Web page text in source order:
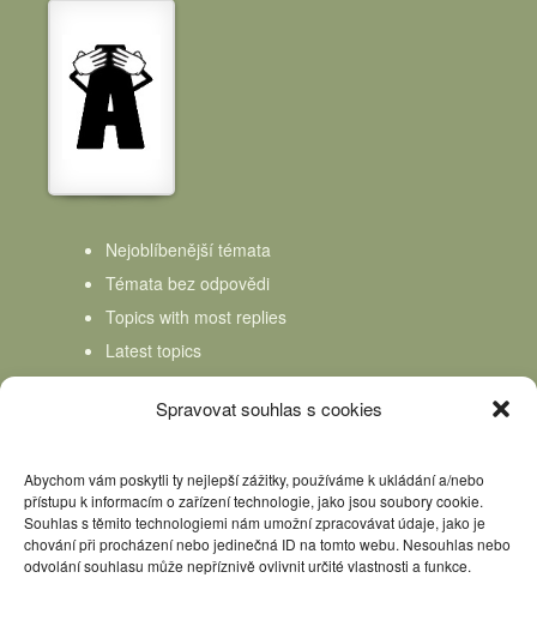
Spravovat souhlas s cookies
Abychom vám poskytli ty nejlepší zážitky, používáme k ukládání a/nebo
přístupu k informacím o zařízení technologie, jako jsou soubory cookie.
Souhlas s těmito technologiemi nám umožní zpracovávat údaje, jako je
chování při procházení nebo jedinečná ID na tomto webu. Nesouhlas nebo
odvolání souhlasu může nepříznivě ovlivnit určité vlastnosti a funkce.
Nejoblíbenější témata
Témata bez odpovědi
Topics with most replies
Latest topics
Topics Freshness